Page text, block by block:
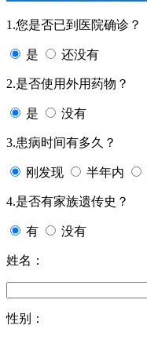
1.您是否已到医院确诊？
是 还没有
2.是否使用外用药物？
是 没有
3.患病时间有多久？
刚发现 半年内
4.是否有家族遗传史？
有 没有
姓名：
性别：